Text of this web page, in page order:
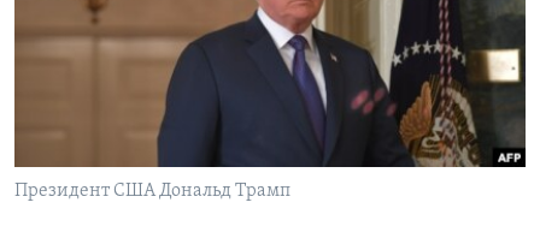
Learning English
Президент США Дональд Трамп